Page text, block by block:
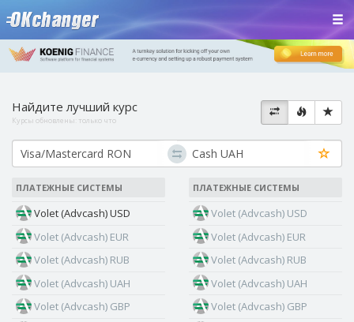
Найдите лучший курс
Курсы обновлены: только что
ПЛАТЕЖНЫЕ СИСТЕМЫ
Volet (Advcash) USD
Volet (Advcash) EUR
Volet (Advcash) RUB
Volet (Advcash) UAH
Volet (Advcash) GBP
ПЛАТЕЖНЫЕ СИСТЕМЫ
Volet (Advcash) USD
Volet (Advcash) EUR
Volet (Advcash) RUB
Volet (Advcash) UAH
Volet (Advcash) GBP